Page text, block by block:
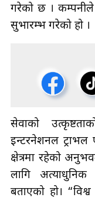
गरेको छ ।
सुभारम्भ गरेको हो ।
सेवाको
इन्टरनेशनल
क्षेत्रमा रहेको
लागि अत्याधुनिक
बताएको हो।